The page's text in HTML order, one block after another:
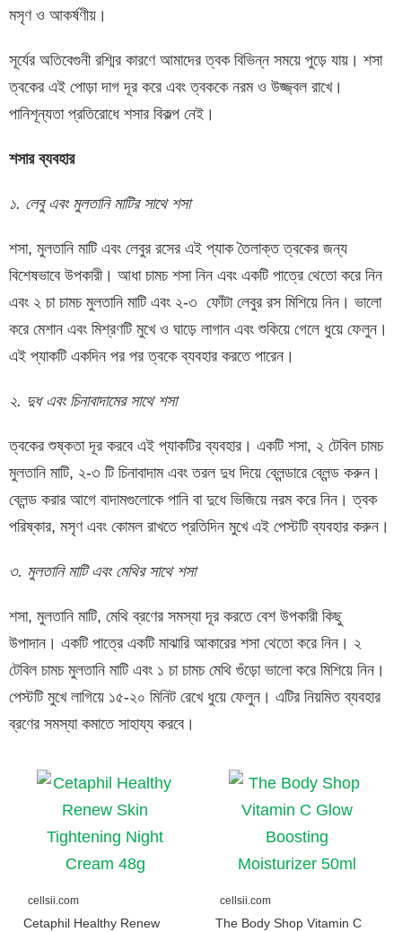
মসৃণ ও আকর্ষণীয়।
সূর্যের অতিবেগুনী রশ্মির কারণে আমাদের ত্বক বিভিন্ন সময়ে পুড়ে যায়। শসা
ত্বকের এই পোড়া দাগ দূর করে এবং ত্বককে নরম ও উজ্জ্বল রাখে।
পানিশূন্যতা প্রতিরোধে শসার বিকল্প নেই।
শসার ব্যবহার
১. লেবু এবং মুলতানি মাটির সাথে শসা
শসা, মুলতানি মাটি এবং লেবুর রসের এই প্যাক তৈলাক্ত ত্বকের জন্য
বিশেষভাবে উপকারী। আধা চামচ শসা নিন এবং একটি পাত্রে থেতো করে নিন
এবং ২ চা চামচ মুলতানি মাটি এবং ২-৩ ফোঁটা লেবুর রস মিশিয়ে নিন। ভালো
করে মেশান এবং মিশ্রণটি মুখে ও ঘাড়ে লাগান এবং শুকিয়ে গেলে ধুয়ে ফেলুন।
এই প্যাকটি একদিন পর পর ত্বকে ব্যবহার করতে পারেন।
২. দুধ এবং চিনাবাদামের সাথে শসা
ত্বকের শুষ্কতা দূর করবে এই প্যাকটির ব্যবহার। একটি শসা, ২ টেবিল চামচ
মুলতানি মাটি, ২-৩ টি চিনাবাদাম এবং তরল দুধ দিয়ে ব্লেন্ডারে ব্লেন্ড করুন।
ব্লেন্ড করার আগে বাদামগুলোকে পানি বা দুধে ভিজিয়ে নরম করে নিন। ত্বক
পরিষ্কার, মসৃণ এবং কোমল রাখতে প্রতিদিন মুখে এই পেস্টটি ব্যবহার করুন।
৩. মুলতানি মাটি এবং মেথির সাথে শসা
শসা, মুলতানি মাটি, মেথি ব্রণের সমস্যা দূর করতে বেশ উপকারী কিছু
উপাদান। একটি পাত্রে একটি মাঝারি আকারের শসা থেতো করে নিন। ২
টেবিল চামচ মুলতানি মাটি এবং ১ চা চামচ মেথি গুঁড়ো ভালো করে মিশিয়ে নিন।
পেস্টটি মুখে লাগিয়ে ১৫-২০ মিনিট রেখে ধুয়ে ফেলুন। এটির নিয়মিত ব্যবহার
ব্রণের সমস্যা কমাতে সাহায্য করবে।
cellsii.com
Cetaphil Healthy Renew
cellsii.com
The Body Shop Vitamin C